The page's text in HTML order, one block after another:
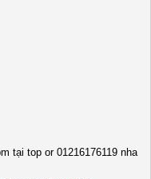
tại top or 01216176119 nha